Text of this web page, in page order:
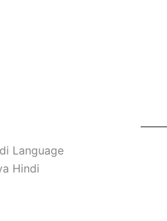
Language
Hindi